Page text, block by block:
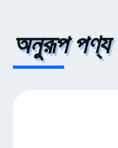
অনুরূপ পণ্য